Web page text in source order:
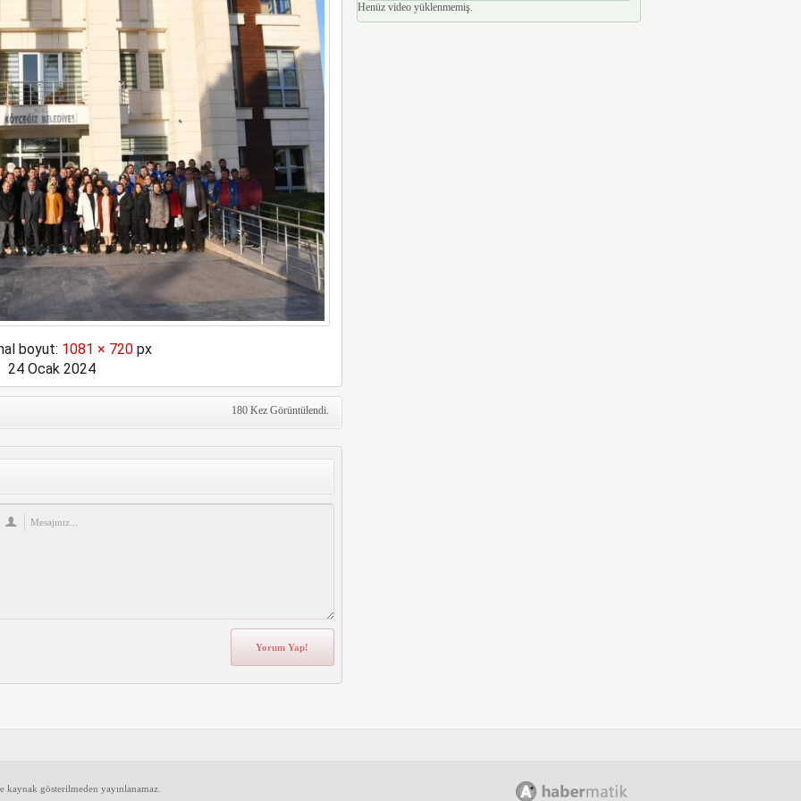
boyut: 1081 × 720 px
24 Ocak 2024
180 Kez Görüntülendi.
Henüz video yüklenmemiş.
kaynak gösterilmeden yayınlanamaz.